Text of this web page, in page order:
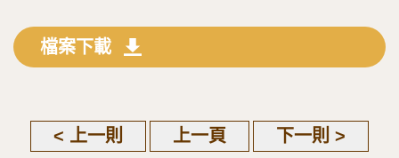
檔案下載
< 上一則 上一頁 下一則 >